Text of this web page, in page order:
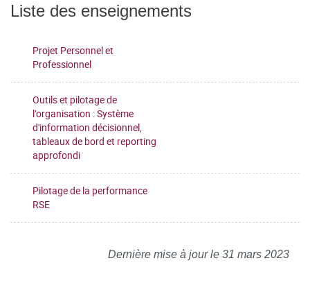
Liste des enseignements
Projet Personnel et
Professionnel
Outils et pilotage de
l’organisation : Système
d'information décisionnel,
tableaux de bord et reporting
approfondi
Pilotage de la performance
RSE
Dernière mise à jour le 31 mars 2023